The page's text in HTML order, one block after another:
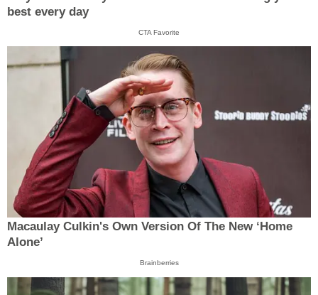
best every day
CTA Favorite
Macaulay Culkin's Own Version Of The New ‘Home
Alone’
Brainberries